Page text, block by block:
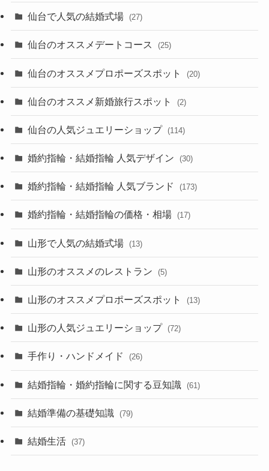
仙台で人気の結婚式場 (27)
仙台のオススメデートコース (25)
仙台のオススメプロポーズスポット (20)
仙台のオススメ新婚旅行スポット (2)
仙台の人気ジュエリーショップ (114)
婚約指輪・結婚指輪 人気デザイン (30)
婚約指輪・結婚指輪 人気ブランド (173)
婚約指輪・結婚指輪の価格・相場 (17)
山形で人気の結婚式場 (13)
山形のオススメのレストラン (5)
山形のオススメプロポーズスポット (13)
山形の人気ジュエリーショップ (72)
手作り・ハンドメイド (26)
結婚指輪・婚約指輪に関する豆知識 (61)
結婚準備の基礎知識 (79)
結婚生活 (37)